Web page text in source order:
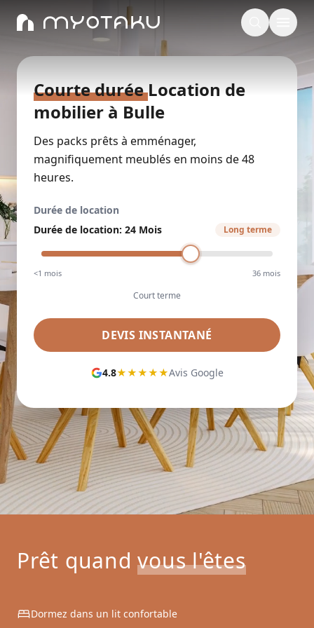
Courte duréeLocation de
mobilier à Bulle
Des packs prêts à emménager,
magnifiquement meublés en moins de 48
heures.
Durée de location
Durée de location: 24 Mois Long terme
<1 mois 36 mois
Court terme
DEVIS INSTANTANÉ
4.8★★★★★Avis Google
Prêt quandvous l'êtes
Dormez dans un lit confortable